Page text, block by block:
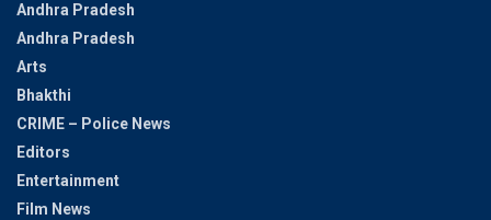
Andhra Pradesh
Andhra Pradesh
Arts
Bhakthi
CRIME – Police News
Editors
Entertainment
Film News